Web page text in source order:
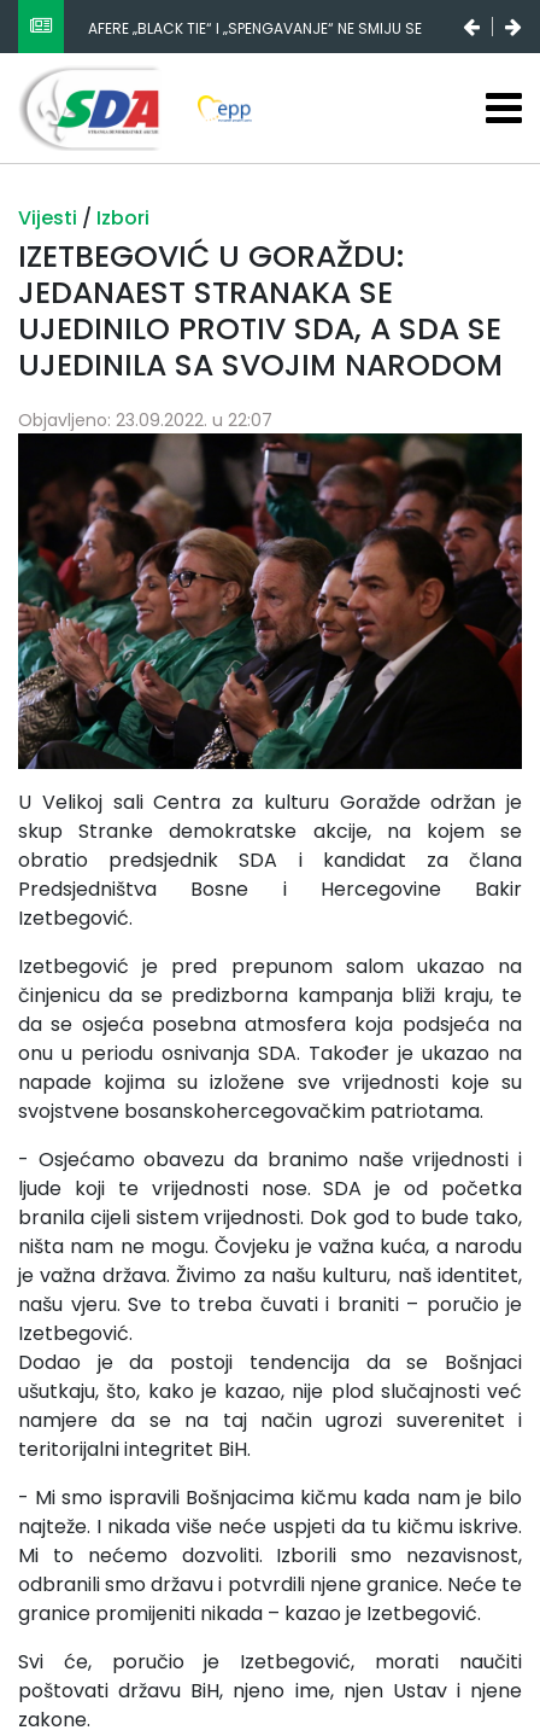
NESTANAK 780.000 EURA IZ IGMANA NE MOŽE BITI
SLUČAJNI PREVID, ODGOVORNOST MORAJU SNOSITI
VLADA FBIH I NJENI KADROVI
Vijesti / Izbori
IZETBEGOVIĆ U GORAŽDU:
JEDANAEST STRANAKA SE
UJEDINILO PROTIV SDA, A SDA SE
UJEDINILA SA SVOJIM NARODOM
Objavljeno: 23.09.2022. u 22:07
U Velikoj sali Centra za kulturu Goražde održan je
skup Stranke demokratske akcije, na kojem se
obratio predsjednik SDA i kandidat za člana
Predsjedništva Bosne i Hercegovine Bakir
Izetbegović.
Izetbegović je pred prepunom salom ukazao na
činjenicu da se predizborna kampanja bliži kraju, te
da se osjeća posebna atmosfera koja podsjeća na
onu u periodu osnivanja SDA. Također je ukazao na
napade kojima su izložene sve vrijednosti koje su
svojstvene bosanskohercegovačkim patriotama.
- Osjećamo obavezu da branimo naše vrijednosti i
ljude koji te vrijednosti nose. SDA je od početka
branila cijeli sistem vrijednosti. Dok god to bude tako,
ništa nam ne mogu. Čovjeku je važna kuća, a narodu
je važna država. Živimo za našu kulturu, naš identitet,
našu vjeru. Sve to treba čuvati i braniti – poručio je
Izetbegović.
Dodao je da postoji tendencija da se Bošnjaci
ušutkaju, što, kako je kazao, nije plod slučajnosti već
namjere da se na taj način ugrozi suverenitet i
teritorijalni integritet BiH.
- Mi smo ispravili Bošnjacima kičmu kada nam je bilo
najteže. I nikada više neće uspjeti da tu kičmu iskrive.
Mi to nećemo dozvoliti. Izborili smo nezavisnost,
odbranili smo državu i potvrdili njene granice. Neće te
granice promijeniti nikada – kazao je Izetbegović.
Svi će, poručio je Izetbegović, morati naučiti
poštovati državu BiH, njeno ime, njen Ustav i njene
zakone.